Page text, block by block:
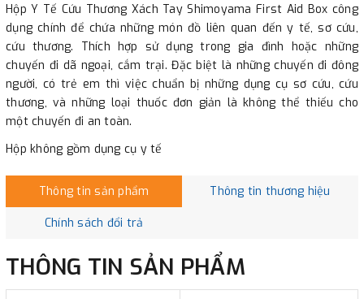
Hộp Y Tế Cứu Thương Xách Tay Shimoyama First Aid Box công
dụng chính để chứa những món đồ liên quan đến y tế, sơ cứu,
cứu thương. Thích hợp sử dụng trong gia đình hoặc những
chuyến đi dã ngoại, cắm trại. Đặc biệt là những chuyến đi đông
người, có trẻ em thì việc chuẩn bị những dụng cụ sơ cứu, cứu
thương, và những loại thuốc đơn giản là không thể thiếu cho
một chuyến đi an toàn.
Hộp không gồm dụng cụ y tế
Thông tin sản phẩm Thông tin thương hiệu
Chính sách đổi trả
THÔNG TIN SẢN PHẨM